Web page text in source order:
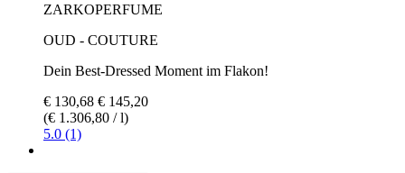
ZARKOPERFUME
OUD - COUTURE
Dein Best-Dressed Moment im Flakon!
€ 130,68 € 145,20
(€ 1.306,80 / l)
5.0 (1)